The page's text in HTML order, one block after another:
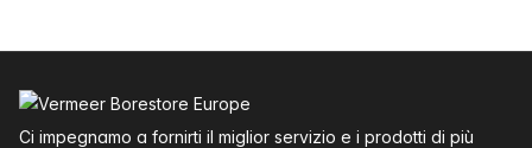
Ci impegnamo a fornirti il miglior servizio e i prodotti di più